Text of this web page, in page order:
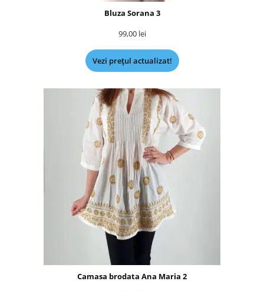
Bluza Sorana 3
99,00 lei
Vezi prețul actualizat!
Camasa brodata Ana Maria 2